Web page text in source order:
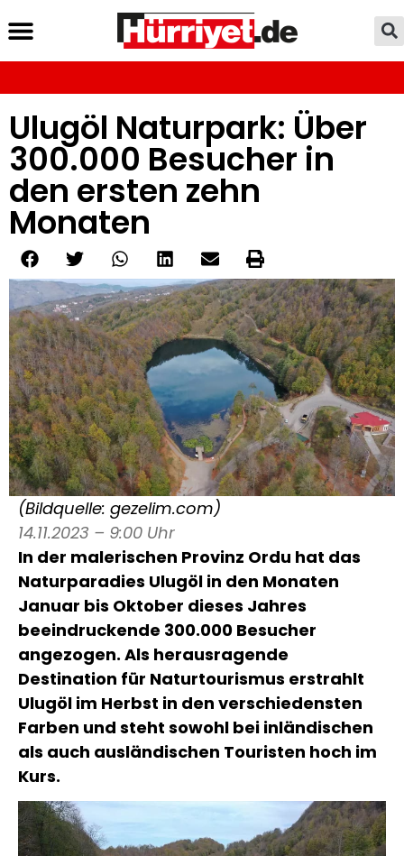
Ulugöl Naturpark: Über
300.000 Besucher in
den ersten zehn
Monaten
(Bildquelle: gezelim.com)
14.11.2023 – 9:00 Uhr
In der malerischen Provinz Ordu hat das
Naturparadies Ulugöl in den Monaten
Januar bis Oktober dieses Jahres
beeindruckende 300.000 Besucher
angezogen. Als herausragende
Destination für Naturtourismus erstrahlt
Ulugöl im Herbst in den verschiedensten
Farben und steht sowohl bei inländischen
als auch ausländischen Touristen hoch im
Kurs.